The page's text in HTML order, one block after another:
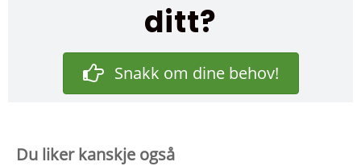
ditt?
Snakk om dine behov!
Du liker kanskje også